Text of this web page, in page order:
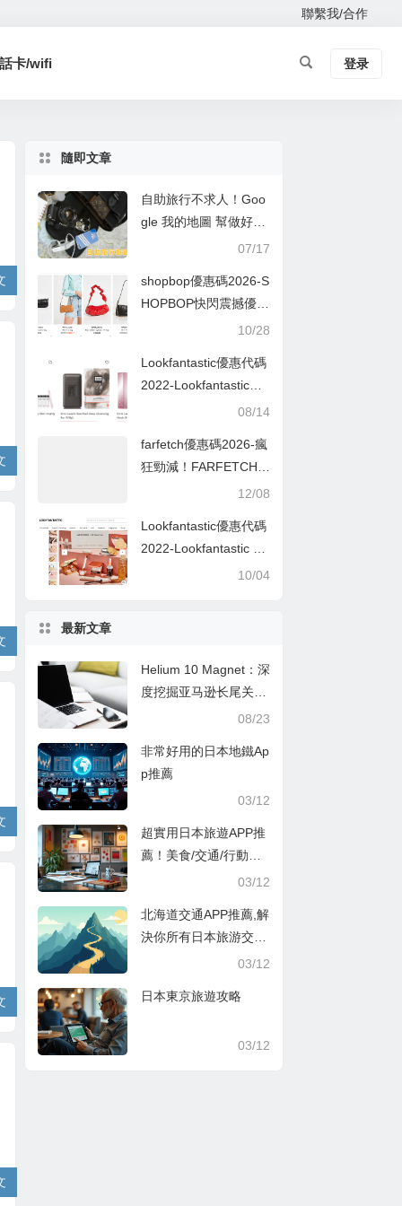
聯繫我/合作
卡/wifi 登录
隨即文章
自助旅行不求人！Goo
gle 我的地圖 幫做好出
國旅遊景點路線規劃07/17
shopbop優惠碼2026-S
HOPBOP快閃震撼優
惠，MANU Atelier熱賣
10/28
Lookfantastic優惠代碼
2022-Lookfantastic超
抵67折優惠 Erno Laszl
08/14
farfetch優惠碼2026-瘋
狂勁減！FARFETCH
低至5折+額外7折+限時
款可低至香港售價54
折！
12/08
Lookfantastic優惠代碼
2022-Lookfantastic x
Revolution Beauty Box
10/04
最新文章
Helium 10 Magnet：深
度挖掘亚马逊长尾关键
08/23
非常好用的日本地鐵Ap
p推薦
03/12
超實用日本旅遊APP推
薦！美食/交通/行動支
03/12
北海道交通APP推薦,解
決你所有日本旅游交通
03/12
日本東京旅遊攻略
03/12